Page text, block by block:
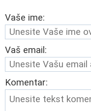
Vaše ime:
Vaš email:
Komentar: